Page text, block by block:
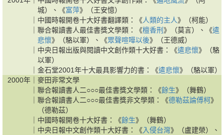
城）、《富萍》（王安憶）
中國時報開卷十大好書翻譯類：《人類的主人》（柯能）
聯合報讀書人最佳書獎文學類：《檀香刑 》（莫言）、《遣
悲懷》（駱以軍）、《眾聲喧嘩以後》（王德威）
中央日報出版與閱讀中文創作類十大好書：《遣悲懷》（駱
以軍）
金石堂2001年十大最具影響力的書：《遣悲懷》（駱以軍）
2000年｜ 麥田非常文學
聯合報讀書人二○○○最佳書獎文學類：《餘生》（舞鶴）
聯合報讀書人二○○○最佳書獎非文學類：《德勒茲論傅柯》
（德勒茲）
中國時報開卷十大好書：《餘生》（舞鶴）
中央日報中文創作類十大好書：《入侵台灣》（盧建榮）、